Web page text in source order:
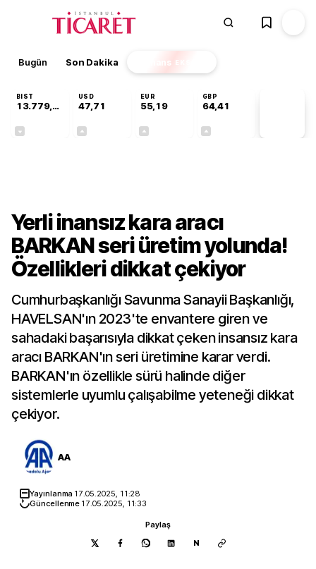
Bugün Son Dakika Finans EKSTRA
BIST
13.779,39
USD
47,71
EUR
55,19
GBP
64,41
Yerli inansız kara aracı
BARKAN seri üretim yolunda!
Özellikleri dikkat çekiyor
Cumhurbaşkanlığı Savunma Sanayii Başkanlığı,
HAVELSAN'ın 2023'te envantere giren ve
sahadaki başarısıyla dikkat çeken insansız kara
aracı BARKAN'ın seri üretimine karar verdi.
BARKAN'ın özellikle sürü halinde diğer
sistemlerle uyumlu çalışabilme yeteneği dikkat
çekiyor.
AA
Yayınlanma 17.05.2025, 11:28
Güncellenme 17.05.2025, 11:33
Paylaş
N